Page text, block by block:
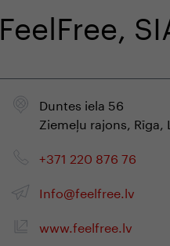
FeelFree,
Duntes iela 56
Ziemeļu rajons, Rīga,
+371 220 876 76
Info@feelfree.lv
www.feelfree.lv